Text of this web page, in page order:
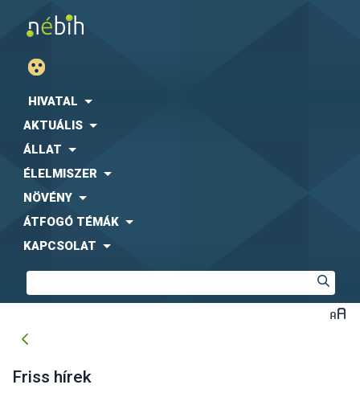
HIVATAL
AKTUÁLIS
ÁLLAT
ÉLELMISZER
NÖVÉNY
ÁTFOGÓ TÉMÁK
KAPCSOLAT
Friss hírek